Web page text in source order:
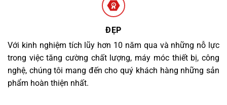
ĐẸP
Với kinh nghiệm tích lũy hơn 10 năm qua và những nỗ lực
trong việc tăng cường chất lượng, máy móc thiết bị, công
nghệ, chúng tôi mang đến cho quý khách hàng những sản
phẩm hoàn thiện nhất.